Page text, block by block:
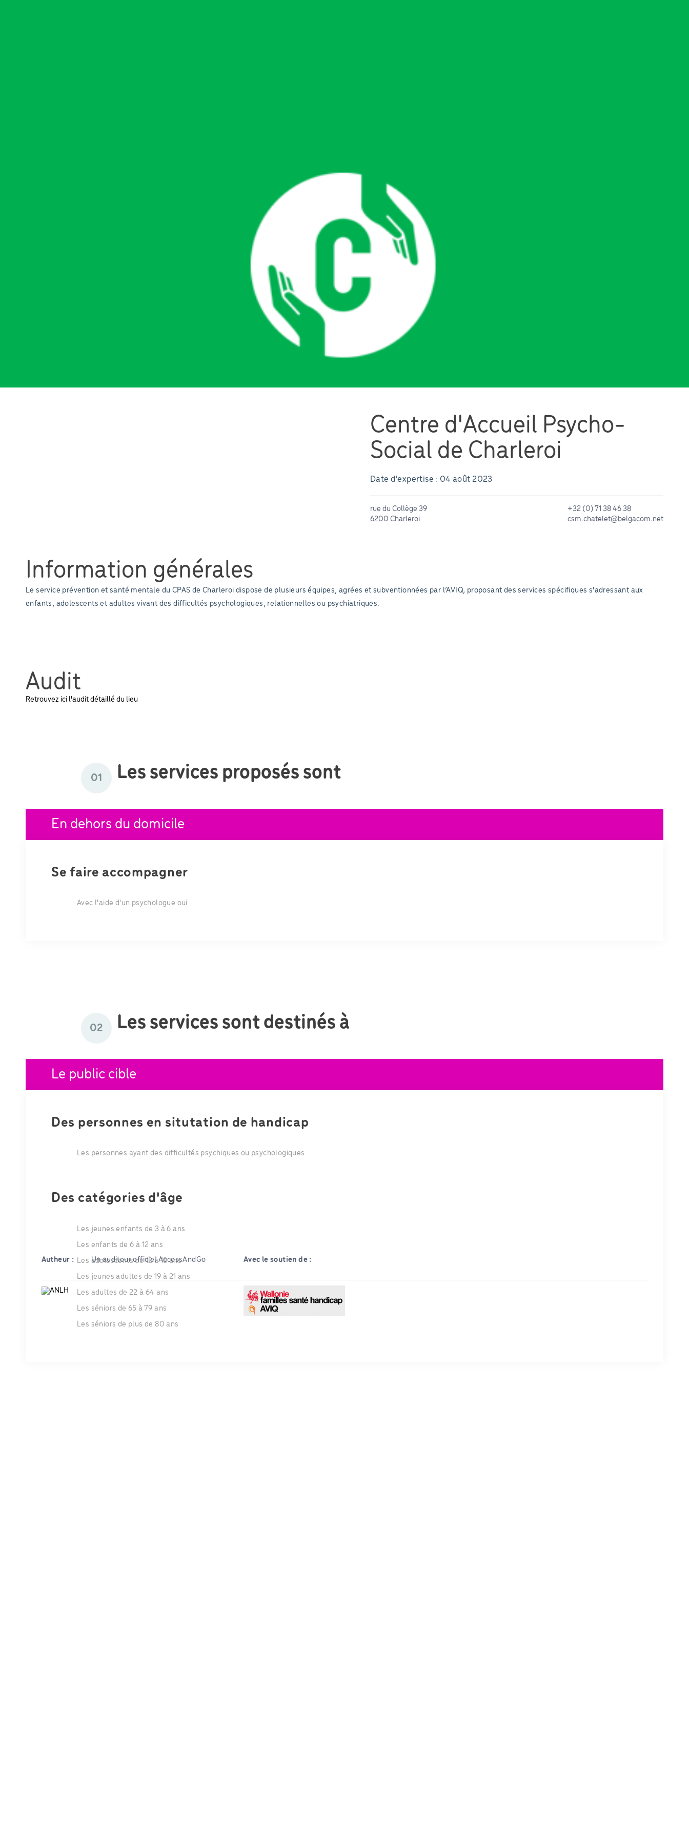
Centre d'Accueil Psycho-
Social de Charleroi
Date d'expertise : 04 août 2023
rue du Collège 39
6200 Charleroi
+32 (0) 71 38 46 38
csm.chatelet@belgacom.net
Information générales
Le service prévention et santé mentale du CPAS de Charleroi dispose de plusieurs équipes, agrées et subventionnées par l’AVIQ, proposant des services spécifiques s'adressant aux
enfants, adolescents et adultes vivant des difficultés psychologiques, relationnelles ou psychiatriques.
Audit
Retrouvez ici l'audit détaillé du lieu
01 Les services proposés sont
En dehors du domicile
Se faire accompagner
Avec l'aide d'un psychologue oui
02 Les services sont destinés à
Le public cible
Des personnes en situtation de handicap
Les personnes ayant des difficultés psychiques ou psychologiques
Des catégories d'âge
Les jeunes enfants de 3 à 6 ans
Les enfants de 6 à 12 ans
Les adolescents de 12 à 18 ans
Les jeunes adultes de 19 à 21 ans
Les adultes de 22 à 64 ans
Les séniors de 65 à 79 ans
Les séniors de plus de 80 ans
Autheur : Un auditeur officiel AccessAndGo Avec le soutien de :